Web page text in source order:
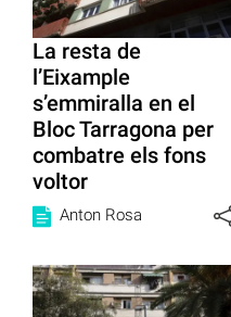
La resta de
l’Eixample
s’emmiralla en el
Bloc Tarragona per
combatre els fons
voltor
Anton Rosa